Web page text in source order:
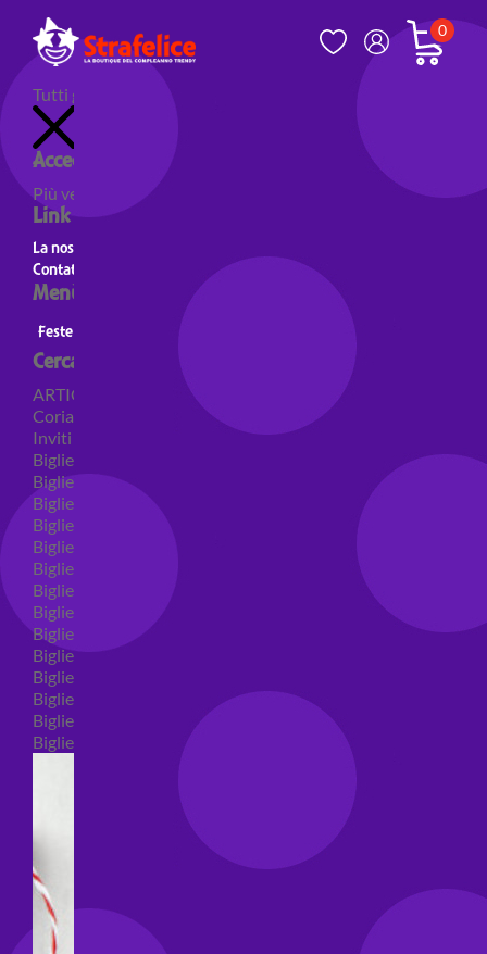
0
Tutti gli articoli
Accedi al tuo account
Più venduti Nuovi prodotti
Link utili
La nostra storia
Contatti
Menù principale
Feste a Tema Feste a tema Colori
Cerca per categoria
ARTICOLI PER FESTE
Coriandoli e sparacoriandoli
Inviti
Biglietti di auguri
Biglietti auguri pensione
Biglietti auguri compleanno
Biglietti auguri amore
Biglietti auguri nascita
Biglietti auguri primo compleanno
Biglietti auguri battesimo
Biglietti auguri per prima comunione
Biglietti auguri cresima
Biglietti auguri matrimonio
Biglietti auguri anniversario matrimonio
Biglietti auguri Natale
Biglietti auguri laurea
Biglietti auguri generici